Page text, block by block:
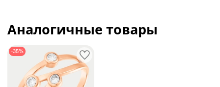
Аналогичные товары
-35%